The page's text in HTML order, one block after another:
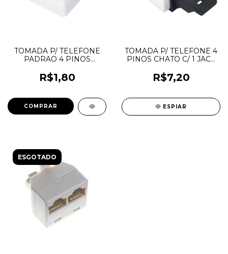
TOMADA P/ TELEFONE
PADRAO 4 PINOS
R$1,80
TOMADA P/ TELEFONE 4
PINOS CHATO C/ 1 JACK
R$7,20
ESPIAR
ESGOTADO